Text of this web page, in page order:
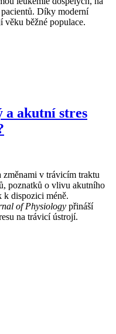
Díky moderní
věku běžné populace.
a akutní stres
změnami v trávicím traktu
poznatků o vlivu akutního
k dispozici méně.
of Physiology přináší
na trávicí ústrojí.